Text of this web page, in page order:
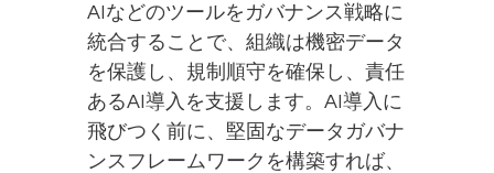
AIなどのツールをガバナンス戦略に
統合することで、組織は機密データ
を保護し、規制順守を確保し、責任
あるAI導入を支援します。AI導入に
飛びつく前に、堅固なデータガバナ
ンスフレームワークを構築すれば、